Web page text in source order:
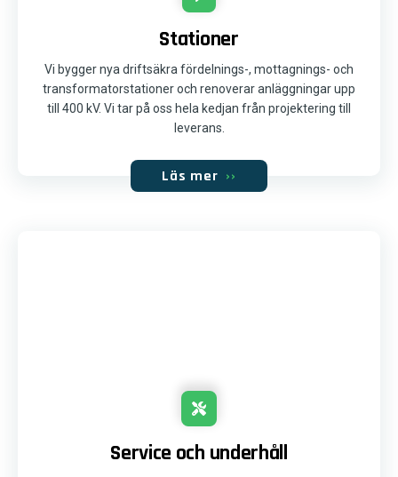
Stationer
Vi bygger nya driftsäkra fördelnings-, mottagnings- och
transformatorstationer och renoverar anläggningar upp
till 400 kV. Vi tar på oss hela kedjan från projektering till
leverans.
Läs mer ››
Service och underhåll